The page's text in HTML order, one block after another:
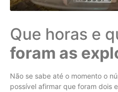
Que horas e
foram as
Não se sabe até o momento o
possível afirmar que foram dois